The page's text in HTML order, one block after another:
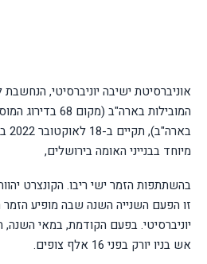
אוניברסיטת ישיבה יוניברסיטי,
המובילות בארה"ב
בארה"ב), תקיים ב-18 לאוקטובר 2022 באיסרו חג
מיוחד בבנייני האומה בירושלים,
בהשתתפות הזמר ישי ריבו. הקונצרט
זו הפעם השנייה השנה שבה מופיע הזמר
יוניברסיטי. בפעם הקודמת, במאי השנה,
אש בניו יורק בפני 16 אלף צופים.